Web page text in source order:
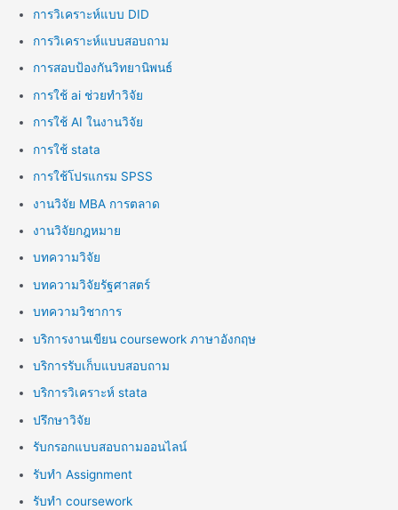
การวิเคราะห์แบบ DID
การวิเคราะห์แบบสอบถาม
การสอบป้องกันวิทยานิพนธ์
การใช้ ai ช่วยทำวิจัย
การใช้ AI ในงานวิจัย
การใช้ stata
การใช้โปรแกรม SPSS
งานวิจัย MBA การตลาด
งานวิจัยกฎหมาย
บทความวิจัย
บทความวิจัยรัฐศาสตร์
บทความวิชาการ
บริการงานเขียน coursework ภาษาอังกฤษ
บริการรับเก็บแบบสอบถาม
บริการวิเคราะห์ stata
ปรึกษาวิจัย
รับกรอกแบบสอบถามออนไลน์
รับทำ Assignment
รับทำ coursework